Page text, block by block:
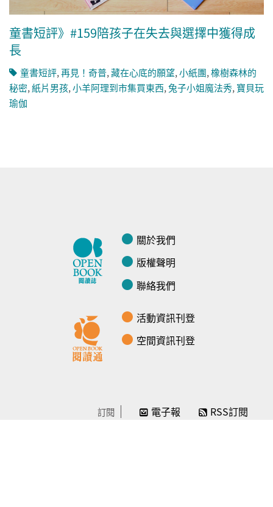
童書短評》#159陪孩子在失去與選擇中獲得成
長
童書短評,再見！奇普,藏在心底的願望,小紙團,橡樹森林的
秘密,紙片男孩,小羊阿理到市集買東西,兔子小姐魔法秀,寶貝玩
瑜伽
關於我們
版權聲明
聯絡我們
活動資訊刊登
空間資訊刊登
訂閱 電子報 RSS訂閱